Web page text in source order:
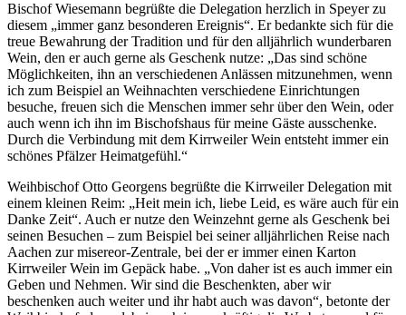
Bischof Wiesemann begrüßte die Delegation herzlich in Speyer zu
diesem „immer ganz besonderen Ereignis“. Er bedankte sich für die
treue Bewahrung der Tradition und für den alljährlich wunderbaren
Wein, den er auch gerne als Geschenk nutze: „Das sind schöne
Möglichkeiten, ihn an verschiedenen Anlässen mitzunehmen, wenn
ich zum Beispiel an Weihnachten verschiedene Einrichtungen
besuche, freuen sich die Menschen immer sehr über den Wein, oder
auch wenn ich ihn im Bischofshaus für meine Gäste ausschenke.
Durch die Verbindung mit dem Kirrweiler Wein entsteht immer ein
schönes Pfälzer Heimatgefühl.“
Weihbischof Otto Georgens begrüßte die Kirrweiler Delegation mit
einem kleinen Reim: „Heit mein ich, liebe Leid, es wäre auch für ein
Danke Zeit“. Auch er nutze den Weinzehnt gerne als Geschenk bei
seinen Besuchen – zum Beispiel bei seiner alljährlichen Reise nach
Aachen zur misereor-Zentrale, bei der er immer einen Karton
Kirrweiler Wein im Gepäck habe. „Von daher ist es auch immer ein
Geben und Nehmen. Wir sind die Beschenkten, aber wir
beschenken auch weiter und ihr habt auch was davon“, betonte der